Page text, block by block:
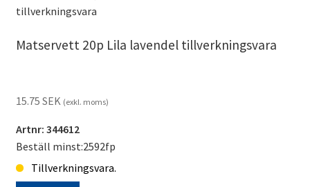
Matservett 20p Lila lavendel tillverkningsvara
15.75 SEK (exkl. moms)
Artnr: 344612
Beställ minst:2592fp
Tillverkningsvara.